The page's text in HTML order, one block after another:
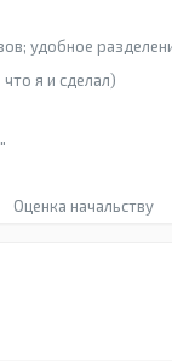
удобное
я и сделал)
Оценка начальству